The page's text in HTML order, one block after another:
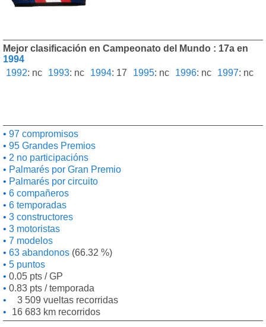
Mejor clasificación en Campeonato del Mundo : 17a en
1994
1992: nc 1993: nc 1994: 17 1995: nc 1996: nc 1997: nc
97 compromisos
95 Grandes Premios
2 no participacións
Palmarés por Gran Premio
Palmarés por circuito
6 compañeros
6 temporadas
3 constructores
3 motoristas
7 modelos
63 abandonos (66.32 %)
5 puntos
0.05 pts / GP
0.83 pts / temporada
3 509 vueltas recorridas
16 683 km recorridos